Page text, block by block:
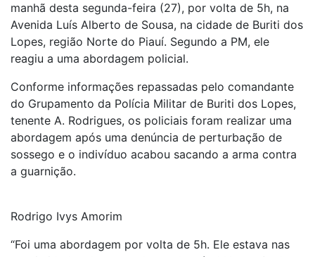
manhã desta segunda-feira (27), por volta de 5h, na
Avenida Luís Alberto de Sousa, na cidade de Buriti dos
Lopes, região Norte do Piauí. Segundo a PM, ele
reagiu a uma abordagem policial.
Conforme informações repassadas pelo comandante
do Grupamento da Polícia Militar de Buriti dos Lopes,
tenente A. Rodrigues, os policiais foram realizar uma
abordagem após uma denúncia de perturbação de
sossego e o indivíduo acabou sacando a arma contra
a guarnição.
Rodrigo Ivys Amorim
“Foi uma abordagem por volta de 5h. Ele estava nas